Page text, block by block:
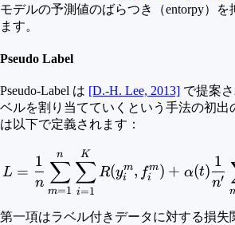
モデルの予測値のばらつき（entorpy）
ます。
Pseudo Label
Pseudo-Label は [D.-H. Lee, 2013] で提案
ベルを割り当てていくという手法の初出
は以下で定義されます：
L =
L =
n
1
m=1
∑
n
i=1
∑
K
R(yi
m, fi
m ) + α(t)
n′
1
第一項はラベル付きデータに対する損失